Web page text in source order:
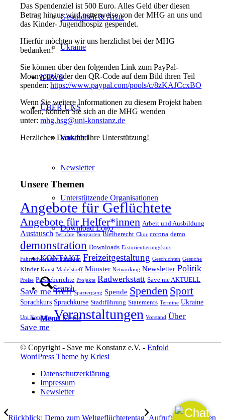
Gesundheit & Ärzte
Ukraine
NEWS
ÜBER UNS
Vorstand
Newsletter
Unterstützende Organisationen
Download Logo
KONTAKT
Search
Menu Menu
Das Spendenziel ist 500 Euro. Alles Geld über diesen
Betrag hinaus wird netterweise von der MHG an uns und
das Kinder- Jugendhospiz gespendet.
Hierfür möchten wir uns herzlichst bei der MHG
bedanken!
Sie können über den folgenden Link zum PayPal-
Moenypool oder den QR-Code auf dem Bild ihren Teil
spenden:https://www.paypal.com/pools/c/8zKAJCcxBO
Wenn Sie weitere Informationen zu diesem Projekt haben
wollen, können Sie sich an die MHG wenden
unter:mhg.hsg@uni-konstanz.de
Herzlichen Dank für Ihre Unterstützung!
Unsere Themen
Angebote für Geflüchtete
Angebote für Helfer*innen Arbeit und Ausbildung
Austausch Berichte Biergarten Bleiberecht Chor corona demo
demonstration Downloads Erstorientierungskurs
Fahrradwerkstatt Familien Freizeitgestaltung Geschichten Gesuche
Kinder Kunst Mädelstreff Münster Networking Newsletter Politik
Preise Presseberichte Projekte Radwerkstatt Save me AKTUELL
Save me Treff Spaziergang Spende Spenden Sport
Sprachkurs Sprachkurse Stadtführung Statements Termine Ukraine
Uni Konstanz Veranstaltungen Vorstand Über
Save me
© Copyright - Save me Konstanz e.V. -Enfold
WordPress Theme by Kriesi
Datenschutzerklärung
Impressum
Newsletter
Rückblick: Demo zum Weltgeflüchtetentag Aufruf: Helfer*innen